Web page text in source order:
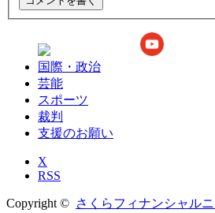
国際・政治
芸能
スポーツ
裁判
支援のお願い
X
RSS
Copyright © さくらフィナンシャル